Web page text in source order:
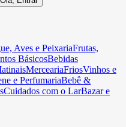
Aves e PeixariaFrutas,
BásicosBebidas
MerceariaFriosVinhos e
e PerfumariaBebê &
Cuidados com o LarBazar e